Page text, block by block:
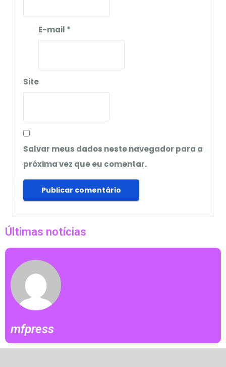
E-mail *
Site
Salvar meus dados neste navegador para a
próxima vez que eu comentar.
Últimas notícias
mfpress